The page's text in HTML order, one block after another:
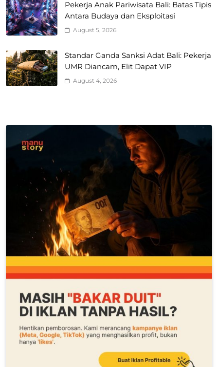
Pekerja Anak Pariwisata Bali: Batas Tipis
Antara Budaya dan Eksploitasi
August 5, 2026
Standar Ganda Sanksi Adat Bali: Pekerja
UMR Diancam, Elit Dapat VIP
August 4, 2026